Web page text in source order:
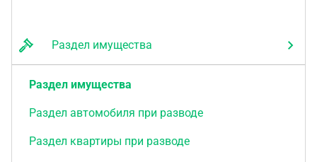
Раздел имущества
Раздел имущества
Раздел автомобиля при разводе
Раздел квартиры при разводе